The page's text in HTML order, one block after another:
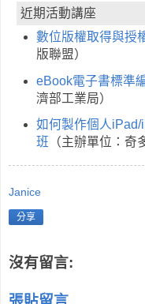
近期活動講座
數位版權取得與授
版聯盟）
eBook電子書標準
濟部工業局）
如何製作個人
班 （主辦單位：奇
Janice
分享
沒有留言:
張貼留言